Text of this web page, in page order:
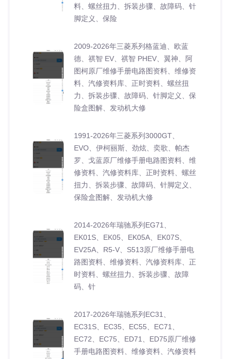
料、螺丝扭力、拆装步骤、故障码、针
脚定义、保险
2009-2026年三菱系列格蓝迪、欧蓝
德、祺智 EV、祺智 PHEV、翼神、阿
图柯原厂维修手册电路图资料、维修资
料、汽修资料库、正时资料、螺丝扭
力、拆装步骤、故障码、针脚定义、保
险盒图解、发动机大修
1991-2026年三菱系列3000GT、
EVO、伊柯丽斯、劲炫、奕歌、帕杰
罗、戈蓝原厂维修手册电路图资料、维
修资料、汽修资料库、正时资料、螺丝
扭力、拆装步骤、故障码、针脚定义、
保险盒图解、发动机大修
2014-2026年瑞驰系列EG71、
EK01S、EK05、EK05A、EK07S、
EV25A、R5-V、S513原厂维修手册电
路图资料、维修资料、汽修资料库、正
时资料、螺丝扭力、拆装步骤、故障
码、针
2017-2026年瑞驰系列EC31、
EC31S、EC35、EC55、EC71、
EC72、EC75、ED71、ED75原厂维修
手册电路图资料、维修资料、汽修资料